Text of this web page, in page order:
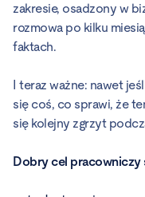
zakresie, osadzony w
rozmowa po kilku
faktach.
I teraz ważne: nawet
się coś, co sprawi, że
się kolejny zgrzyt
Dobry cel pracowniczy